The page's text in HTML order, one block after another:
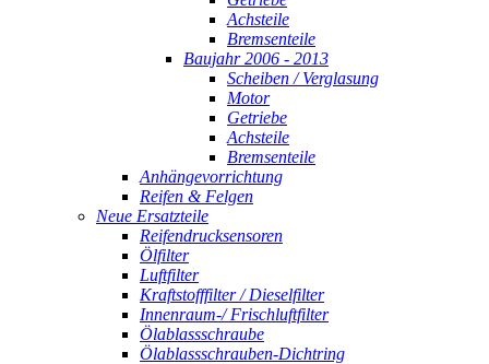
Achsteile
Bremsenteile
Baujahr 2006 - 2013
Scheiben / Verglasung
Motor
Getriebe
Achsteile
Bremsenteile
Anhängevorrichtung
Reifen & Felgen
Neue Ersatzteile
Reifendrucksensoren
Ölfilter
Luftfilter
Kraftstofffilter / Dieselfilter
Innenraum-/ Frischluftfilter
Ölablassschraube
Ölablassschrauben-Dichtring